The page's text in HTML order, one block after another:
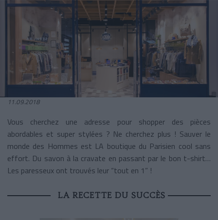
11.09.2018
Vous cherchez une adresse pour shopper des pièces
abordables et super stylées ? Ne cherchez plus ! Sauver le
monde des Hommes est LA boutique du Parisien cool sans
effort. Du savon à la cravate en passant par le bon t-shirt…
Les paresseux ont trouvés leur “tout en 1” !
LA RECETTE DU SUCCÈS